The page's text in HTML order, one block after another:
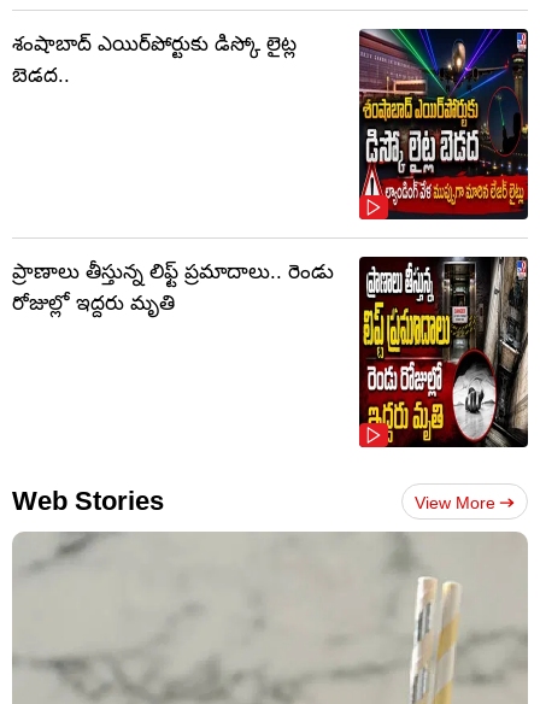
శంషాబాద్ ఎయిర్‌పోర్టుకు డిస్కో లైట్ల
బెడద..
ప్రాణాలు తీస్తున్న లిఫ్ట్‌ ప్రమాదాలు.. రెండు
రోజుల్లో ఇద్దరు మృతి
Web Stories View More